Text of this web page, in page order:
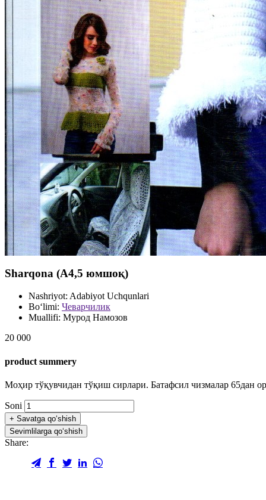
Sharqona (А4,5 юмшоқ)
Nashriyot: Adabiyot Uchqunlari
Bo‘limi: Чеварчилик
Muallifi: Мурод Намозов
20 000
product summery
Моҳир тўқувчидан тўқиш сирлари. Батафсил чизмалар 65дан
Soni
+ Savatga qo‘shish
Sevimlilarga qo‘shish
Share: